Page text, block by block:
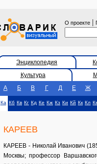
О проекте |
Энциклопедия
Культура
А
Б В Г Д Е Ж
Ка Кб Кв Кг Кд Ке Кж Кз Ки Кй Кк Кл
КАРЕЕВ
КАРЕЕВ - Николай Иванович
Москвы; профессор